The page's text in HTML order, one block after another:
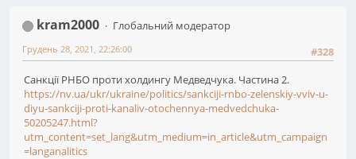
kram2000
Глобальний модератор
#328
Грудень 28, 2021, 22:26:00
Санкції РНБО проти холдингу Медведчука. Частина 2.
https://nv.ua/ukr/ukraine/politics/sankciji-rnbo-zelenskiy-vviv-u-
diyu-sankciji-proti-kanaliv-otochennya-medvedchuka-
50205247.html?
utm_content=set_lang&utm_medium=in_article&utm_campaign
=langanalitics